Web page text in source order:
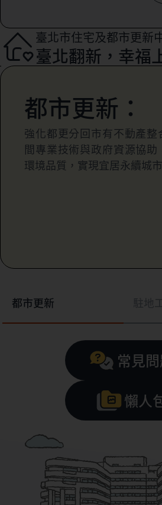
臺北市住宅及都市更新
臺北翻新，幸福
都市更新
都市更新：
強化都更分回市有不動產整
間專業技術與政府資源協
環境品質，實現宜居永續城
常見
懶人